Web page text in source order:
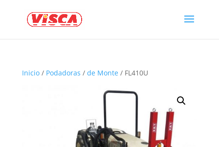
Inicio/ Podadoras / de Monte/ FL410U